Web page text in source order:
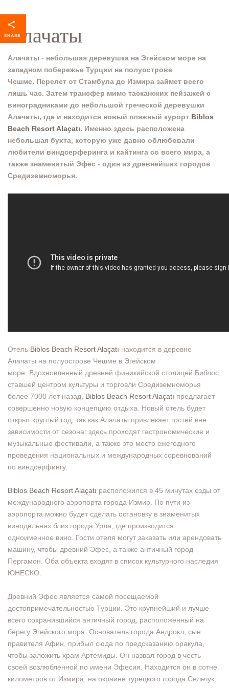
Алачаты
Алачаты - небольшая деревушка на Эгейском море на
западном побережье Турции на полуострове
Чешме. Перелет от Стамбула до Измира займет всего
лишь час. Затем трансфер мимо тасканских пейзажей с
виноградниками до небольшой греческой деревушки
Алачаты, где и находится новый пляжный курорт Biblos
Beach Resort Alaçatı. Именно здесь расположена
небольшая бухта, которую уже давно облюбовали
любители виндсерферинга и кайтинга со всего мира, а
также знаменитый Эфес - один из древнейших городов
Средиземноморья.
Отель Biblos Beach Resort Alaçatı находится в деревне
Алачаты на полуострове Чешме в Эгейском
море. Вдохновленный древней финикийской столицей Библос,
ставшей центром культуры и торговли Средиземноморья
более 7000 лет назад, Biblos Beach Resort Alaçatı предлагает
совершенно новую концепцию отдыха. Новый отель будет
открыт круглый год, так как Алачаты привлекает гостей вне
зависимости от сезона: здесь проходят гастрономические и
музыкальные фестивали, а также это место ежегодного
проведения национальных и международных соревнований
по виндсерфингу.
Biblos Beach Resort Alaçatı расположился в 45 минутах езды от
международного аэропорта города Измир. По пути из
аэропорта можно будет сделать остановку в знаменитых
винодельнях близ города Урла, где производится
одноименное вино. Гости отеля могут заказать или арендовать
машину, чтобы древний Эфес, а также античный город
Пергамон. Оба объекта входят в список культурного наследия
ЮНЕСКО.
Древний Эфес является самой посещаемой
достопримечательностью Турции. Это крупнейший и лучше
всего сохранившийся античный город, расположенный на
берегу Эгейского моря. Основатель города Андрокл, сын
правителя Афин, прибыл сюда по предсказанию оракула,
чтобы заложить храм Артемиды. Он назвал город в честь
своей возлюбленной по имени Эфесия. Находится он в сотне
километров от Измира, на окраине турецкого города Сельчук.